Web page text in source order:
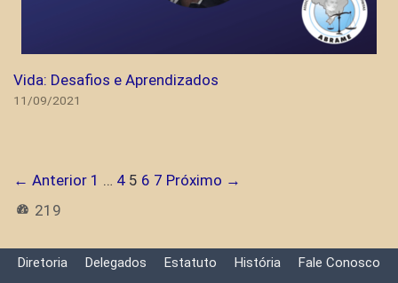
Vida: Desafios e Aprendizados
11/09/2021
← Anterior 1 … 4 5 6 7 Próximo →
219
Diretoria Delegados Estatuto História Fale Conosco